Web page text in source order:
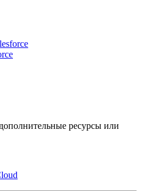
Очистить все Готово
ресурсы или